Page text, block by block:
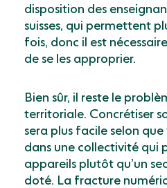
disposition des
suisses, qui permettent
fois, donc il est
de se les approprier.
Bien sûr, il reste le
territoriale. Concrétiser
sera plus facile selon
dans une collectivité qui
appareils plutôt qu’un
doté. La fracture